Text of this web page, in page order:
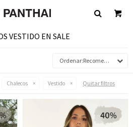
VESTIDO EN SALE
Recomendados
Chalecos Vestido Quitar filtros